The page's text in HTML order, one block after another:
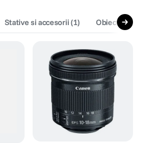
Stative si accesorii (1) Obiective